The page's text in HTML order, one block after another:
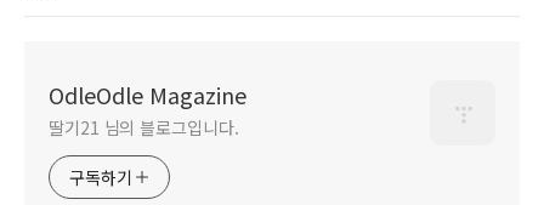
OdleOdle Magazine
딸기21 님의 블로그입니다.
구독하기